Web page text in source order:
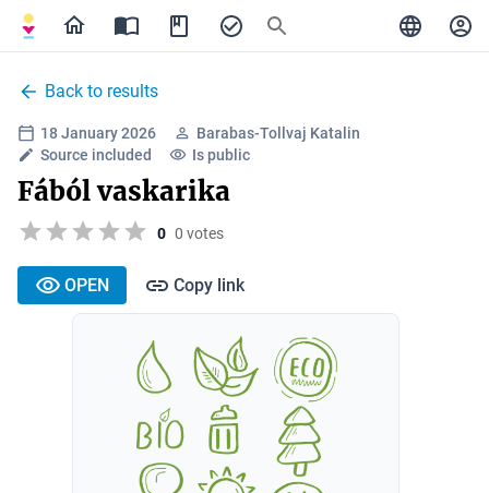
Back to results
18 January 2026
Barabas-Tollvaj Katalin
Source included
Is public
Fából vaskarika
0 0 votes
OPEN Copy link